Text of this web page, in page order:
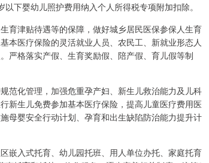
下婴幼儿照护费用纳入个人所得税专项附加扣除。
育津贴待遇等的保障，做好城乡居民医保参保人生育
本医疗保险的灵活就业人员、农民工、新就业形态人
严格落实产假、生育奖励假、陪产假、育儿假等制
范化管理，加强危重孕产妇、新生儿救治能力及儿科
新生儿免费参加基本医疗保险，提高儿童医疗费用医
母婴安全行动计划、孕育和出生缺陷防治能力提升计
嵌入式托育、幼儿园托班、用人单位办托、家庭托育